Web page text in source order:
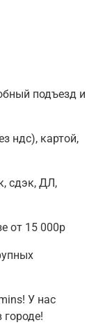
подъезд и
ндс), картой,
сдэк, ДЛ,
от 15 000р
У нас